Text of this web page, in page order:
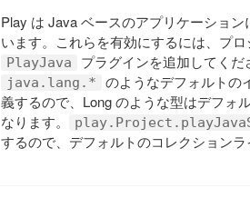
Play は Java ベースのアプリケーショ
います。これらを有効にするには、プ
PlayJava プラグインを追加してく
java.lang.*
のようなデフォルトの
義するので、Long のような型はデフォ
なります。
するので、デフォルトのコレクションラ